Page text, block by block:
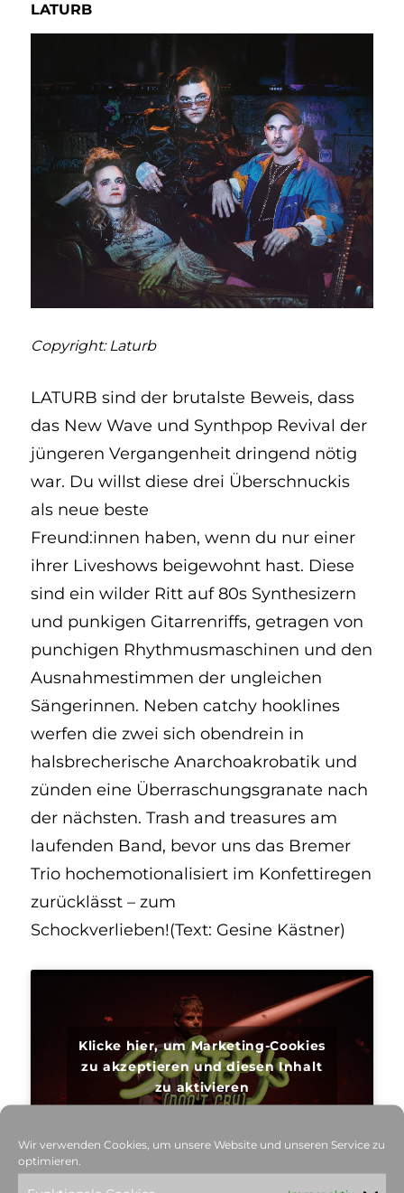
Wir verwenden Cookies, um unsere Website und unseren Service zu
optimieren.
LATURB
Copyright: Laturb
LATURB sind der brutalste Beweis, dass
das New Wave und Synthpop Revival der
jüngeren Vergangenheit dringend nötig
war. Du willst diese drei Überschnuckis
als neue beste
Freund:innen haben, wenn du nur einer
ihrer Liveshows beigewohnt hast. Diese
sind ein wilder Ritt auf 80s Synthesizern
und punkigen Gitarrenriffs, getragen von
punchigen Rhythmusmaschinen und den
Ausnahmestimmen der ungleichen
Sängerinnen. Neben catchy hooklines
werfen die zwei sich obendrein in
halsbrecherische Anarchoakrobatik und
zünden eine Überraschungsgranate nach
der nächsten. Trash and treasures am
laufenden Band, bevor uns das Bremer
Trio hochemotionalisiert im Konfettiregen
zurücklässt – zum
Schockverlieben!(Text: Gesine Kästner)
Klicke hier, um Marketing-Cookies
zu akzeptieren und diesen Inhalt
zu aktivieren